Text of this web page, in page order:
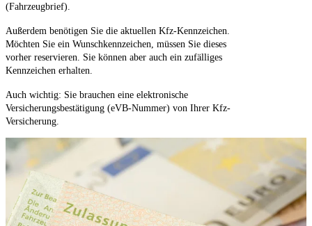
(Fahrzeugbrief).
Außerdem benötigen Sie die aktuellen Kfz-Kennzeichen.
Möchten Sie ein Wunschkennzeichen, müssen Sie dieses
vorher reservieren. Sie können aber auch ein zufälliges
Kennzeichen erhalten.
Auch wichtig: Sie brauchen eine elektronische
Versicherungsbestätigung (eVB-Nummer) von Ihrer Kfz-
Versicherung.